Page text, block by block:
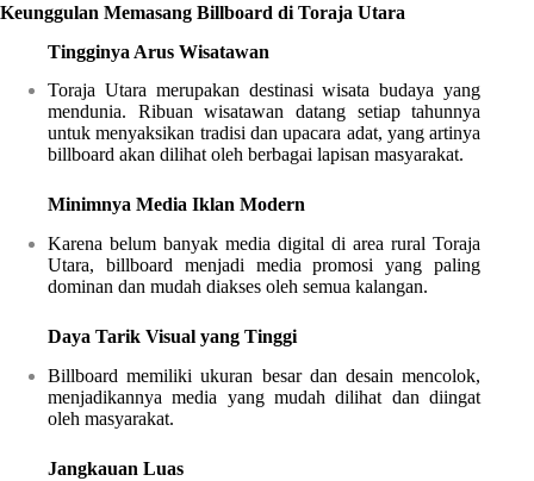
Keunggulan Memasang Billboard di Toraja Utara
Tingginya Arus Wisatawan
Toraja Utara merupakan destinasi wisata budaya yang
mendunia. Ribuan wisatawan datang setiap tahunnya
untuk menyaksikan tradisi dan upacara adat, yang artinya
billboard akan dilihat oleh berbagai lapisan masyarakat.
Minimnya Media Iklan Modern
Karena belum banyak media digital di area rural Toraja
Utara, billboard menjadi media promosi yang paling
dominan dan mudah diakses oleh semua kalangan.
Daya Tarik Visual yang Tinggi
Billboard memiliki ukuran besar dan desain mencolok,
menjadikannya media yang mudah dilihat dan diingat
oleh masyarakat.
Jangkauan Luas